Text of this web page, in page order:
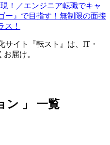
！／エンジニア転職でキャ
ー』で目指す！無制限の面接
ス！
サイト『転スト』は、IT・
届け。
ン 」 一覧